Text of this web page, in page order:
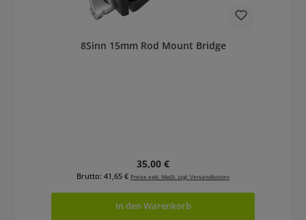
8Sinn 15mm Rod Mount Bridge
Regulärer Preis:
35,00 €
Brutto: 41,65 € Preise exkl. MwSt. zzgl. Versandkosten
In den Warenkorb